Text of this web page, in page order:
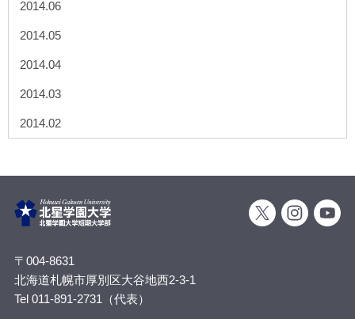
2014.06
2014.05
2014.04
2014.03
2014.02
〒004-8631
北海道札幌市厚別区大谷地西2-3-1
Tel 011-891-2731（代表）